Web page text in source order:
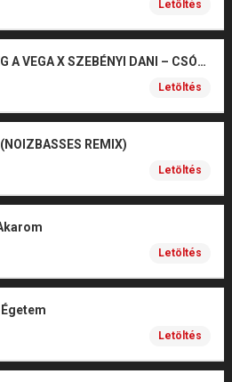
Letöltés
KOWALSKY MEG A VEGA X SZEBÉNYI DANI – CSÓNAK
Letöltés
REMIX)
Letöltés
Letöltés
Letöltés